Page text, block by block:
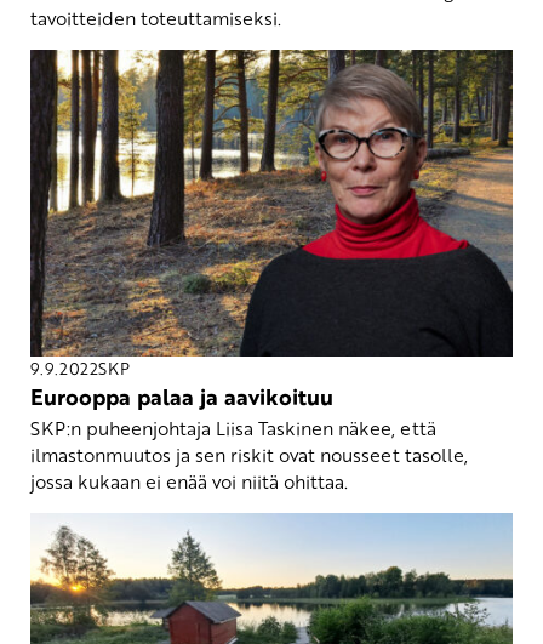
tavoitteiden toteuttamiseksi.
9.9.2022SKP
Eurooppa palaa ja aavikoituu
SKP:n puheenjohtaja Liisa Taskinen näkee, että
ilmastonmuutos ja sen riskit ovat nousseet tasolle,
jossa kukaan ei enää voi niitä ohittaa.